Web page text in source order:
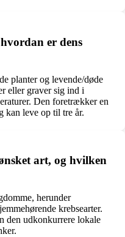
er dens
planter og levende/døde
eller graver sig ind i
Den foretrækker en
kan leve op til tre år.
art, og hvilken
herunder
krebsearter.
den udkonkurrere lokale